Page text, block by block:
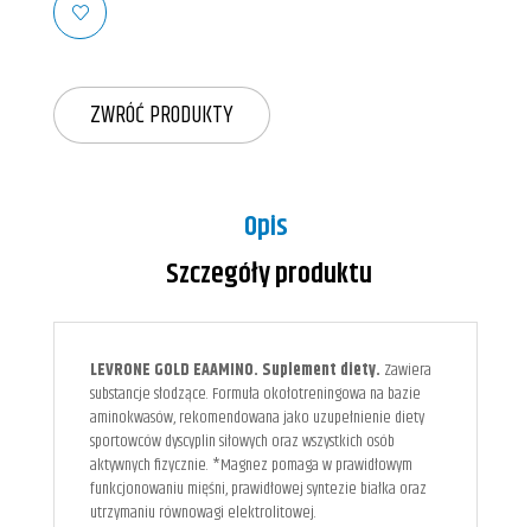
ZWRÓĆ PRODUKTY
Opis
Szczegóły produktu
LEVRONE GOLD EAAMINO. Suplement diety. Zawiera
substancje słodzące. Formuła okołotreningowa na bazie
aminokwasów, rekomendowana jako uzupełnienie diety
sportowców dyscyplin siłowych oraz wszystkich osób
aktywnych fizycznie. *Magnez pomaga w prawidłowym
funkcjonowaniu mięśni, prawidłowej syntezie białka oraz
utrzymaniu równowagi elektrolitowej.